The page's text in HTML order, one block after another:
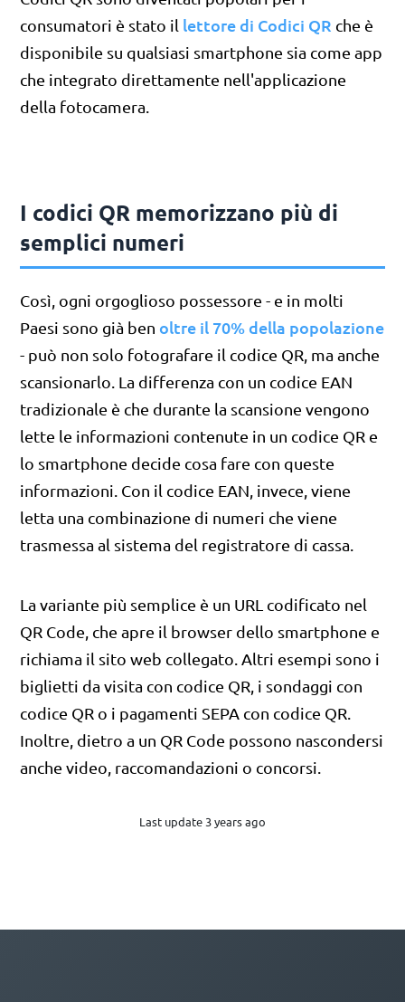
consumatori è stato il lettore di Codici QR che è
disponibile su qualsiasi smartphone sia come app
che integrato direttamente nell'applicazione
della fotocamera.
I codici QR memorizzano più di
semplici numeri
Così, ogni orgoglioso possessore - e in molti
Paesi sono già ben oltre il 70% della popolazione
- può non solo fotografare il codice QR, ma anche
scansionarlo. La differenza con un codice EAN
tradizionale è che durante la scansione vengono
lette le informazioni contenute in un codice QR e
lo smartphone decide cosa fare con queste
informazioni. Con il codice EAN, invece, viene
letta una combinazione di numeri che viene
trasmessa al sistema del registratore di cassa.
La variante più semplice è un URL codificato nel
QR Code, che apre il browser dello smartphone e
richiama il sito web collegato. Altri esempi sono i
biglietti da visita con codice QR, i sondaggi con
codice QR o i pagamenti SEPA con codice QR.
Inoltre, dietro a un QR Code possono nascondersi
anche video, raccomandazioni o concorsi.
Last update 3 years ago